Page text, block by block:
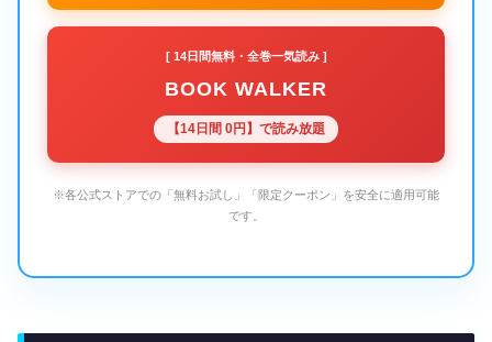
[ 14日間無料・全巻一気読み ]
BOOK WALKER
【14日間 0円】で読み放題
※各公式ストアでの「無料お試し」「限定クーポン」を安全に適用可能
です。